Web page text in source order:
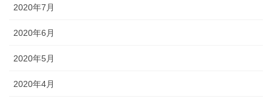
2020年7月
2020年6月
2020年5月
2020年4月